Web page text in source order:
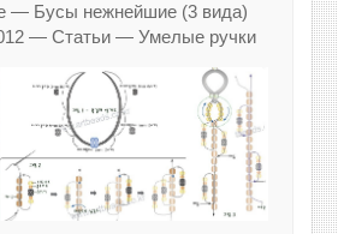
— Бусы нежнейшие (3 вида)
— Статьи — Умелые ручки